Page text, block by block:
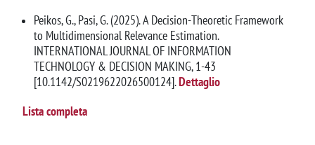
Peikos, G., Pasi, G. (2025). A Decision-Theoretic Framework
to Multidimensional Relevance Estimation.
INTERNATIONAL JOURNAL OF INFORMATION
TECHNOLOGY & DECISION MAKING, 1-43
[10.1142/S0219622026500124].Dettaglio
Lista completa